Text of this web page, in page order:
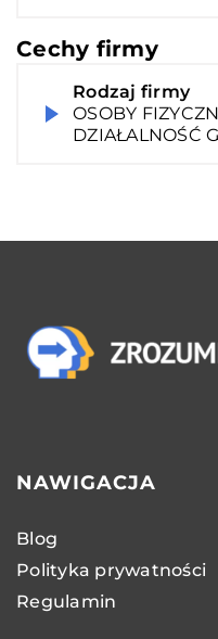
Cechy firmy
Rodzaj firmy
OSOBY
DZIAŁALNOŚĆ
NAWIGACJA
Blog
Polityka prywatności
Regulamin